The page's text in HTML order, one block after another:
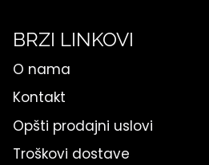
BRZI LINKOVI
O nama
Kontakt
Opšti prodajni uslovi
Troškovi dostave